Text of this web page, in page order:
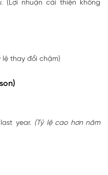
(Lợi nhuận cải thiện không
lệ thay đổi chậm)
year. (Tỷ lệ cao hơn năm